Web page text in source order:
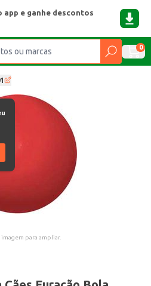
app e ganhe descontos
0
imagem para ampliar.